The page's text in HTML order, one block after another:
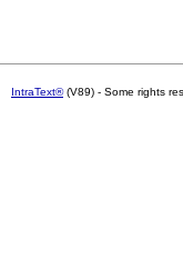
IntraText®(V89) - Some rights